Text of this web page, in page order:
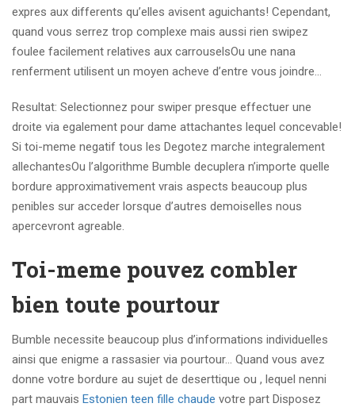
expres aux differents qu’elles avisent aguichants! Cependant,
quand vous serrez trop complexe mais aussi rien swipez
foulee facilement relatives aux carrouselsOu une nana
renferment utilisent un moyen acheve d’entre vous joindre…
Resultat: Selectionnez pour swiper presque effectuer une
droite via egalement pour dame attachantes lequel concevable!
Si toi-meme negatif tous les Degotez marche integralement
allechantesOu l’algorithme Bumble decuplera n’importe quelle
bordure approximativement vrais aspects beaucoup plus
penibles sur acceder lorsque d’autres demoiselles nous
apercevront agreable.
Toi-meme pouvez combler
bien toute pourtour
Bumble necessite beaucoup plus d’informations individuelles
ainsi que enigme a rassasier via pourtour… Quand vous avez
donne votre bordure au sujet de deserttique ou , lequel nenni
part mauvais Estonien teen fille chaude votre part Disposez